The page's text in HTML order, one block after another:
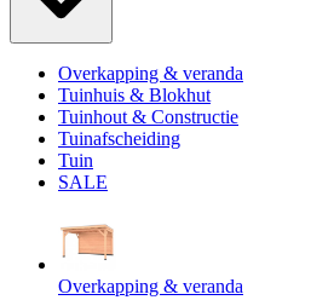
Overkapping & veranda
Tuinhuis & Blokhut
Tuinhout & Constructie
Tuinafscheiding
Tuin
SALE
Overkapping & veranda